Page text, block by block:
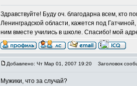
Здравствуйте! Буду оч. благодарна всем, кто
Ленинградской области, кажется под
ним вместе учились в школе. Спасибо! мой
Добавлено: Чт Мар 01, 2007 19:20 Заголовок
Мужики, что за случай?